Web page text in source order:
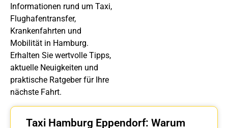
Informationen rund um Taxi,
Flughafentransfer,
Krankenfahrten und
Mobilität in Hamburg.
Erhalten Sie wertvolle Tipps,
aktuelle Neuigkeiten und
praktische Ratgeber für Ihre
nächste Fahrt.
Taxi Hamburg Eppendorf: Warum